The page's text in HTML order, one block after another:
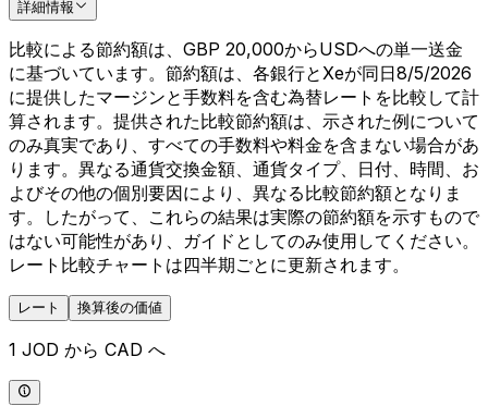
詳細情報
比較による節約額は、GBP 20,000からUSDへの単一送金
に基づいています。節約額は、各銀行とXeが同日8/5/2026
に提供したマージンと手数料を含む為替レートを比較して計
算されます。提供された比較節約額は、示された例について
のみ真実であり、すべての手数料や料金を含まない場合があ
ります。異なる通貨交換金額、通貨タイプ、日付、時間、お
よびその他の個別要因により、異なる比較節約額となりま
す。したがって、これらの結果は実際の節約額を示すもので
はない可能性があり、ガイドとしてのみ使用してください。
レート比較チャートは四半期ごとに更新されます。
レート 換算後の価値
1 JOD から CAD へ